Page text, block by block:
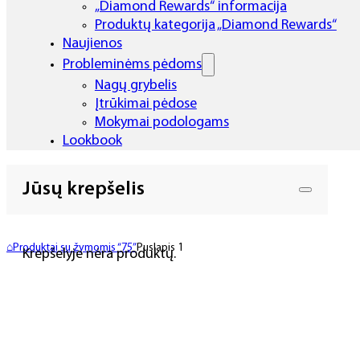
„Diamond Rewards“ informacija
Produktų kategorija „Diamond Rewards“
Naujienos
Probleminėms pėdoms
Nagų grybelis
Įtrūkimai pėdose
Mokymai podologams
Lookbook
Jūsų krepšelis
Krepšelyje nėra produktų.
⌂Produktai su žymomis “75” Puslapis 1